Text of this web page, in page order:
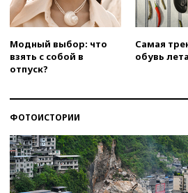
Модный выбор: что
взять с собой в
отпуск?
Самая
обувь
ФОТОИСТОРИИ